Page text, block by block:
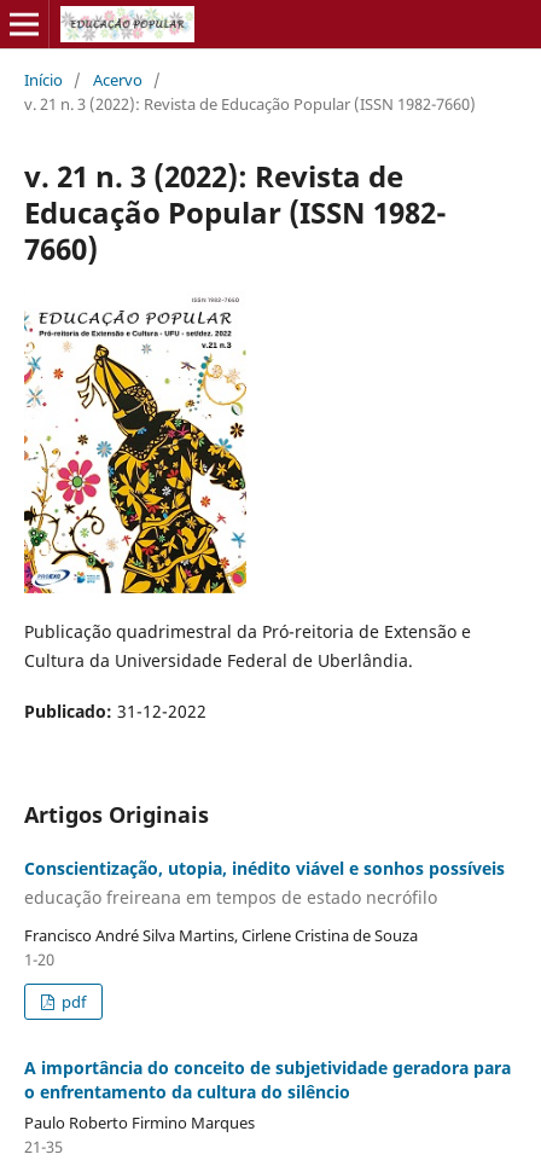
Início / Acervo /
v. 21 n. 3 (2022): Revista de Educação Popular (ISSN 1982-7660)
v. 21 n. 3 (2022): Revista de
Educação Popular (ISSN 1982-
7660)
Publicação quadrimestral da Pró-reitoria de Extensão e
Cultura da Universidade Federal de Uberlândia.
Publicado: 31-12-2022
Artigos Originais
Conscientização, utopia, inédito viável e sonhos possíveis
educação freireana em tempos de estado necrófilo
Francisco André Silva Martins, Cirlene Cristina de Souza
1-20
pdf
A importância do conceito de subjetividade geradora para
o enfrentamento da cultura do silêncio
Paulo Roberto Firmino Marques
21-35